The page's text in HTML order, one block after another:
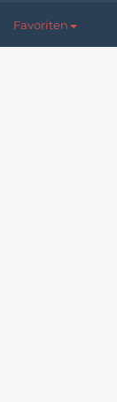
Favoriten